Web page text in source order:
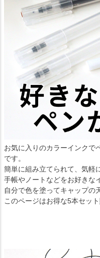
お気に入りのカラーインクで
です。
簡単に組み立てられて、気軽
手帳やノートなどをお好きな
自分で色を塗ってキャップの
このページはお得な5本セット